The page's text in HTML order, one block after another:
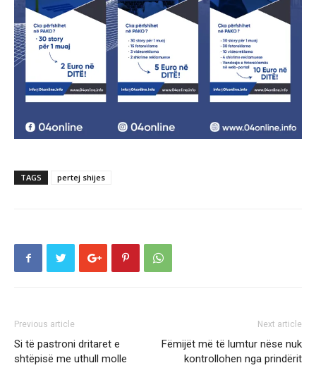
TAGS pertej shijes
Previous article
Si të pastroni dritaret e
shtëpisë me uthull molle
Next article
Fëmijët më të lumtur nëse nuk
kontrollohen nga prindërit